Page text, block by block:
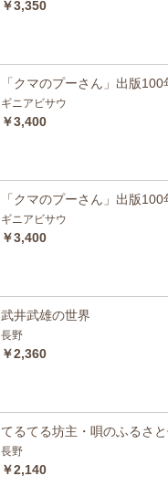
￥3,350
「クマのプーさん」出版100
ギニアビサウ
￥3,400
「クマのプーさん」出版100
ギニアビサウ
￥3,400
武井武雄の世界
長野
￥2,360
てるてる坊主・唄のふるさ
長野
￥2,140